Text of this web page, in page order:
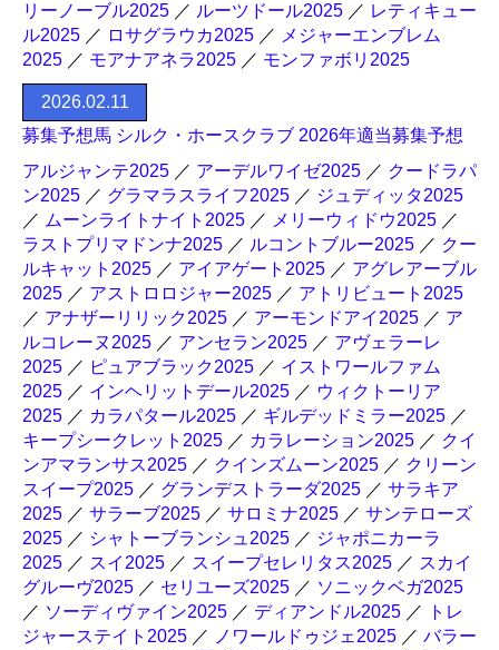
リーノーブル2025 ／ ルーツドール2025 ／ レティキュー
ル2025 ／ ロサグラウカ2025 ／ メジャーエンブレム
2025 ／ モアナアネラ2025 ／ モンファボリ2025
2026.02.11
募集予想馬 シルク・ホースクラブ 2026年適当募集予想
アルジャンテ2025 ／ アーデルワイゼ2025 ／ クードラパ
ン2025 ／ グラマラスライフ2025 ／ ジュディッタ2025
／ ムーンライトナイト2025 ／ メリーウィドウ2025 ／
ラストプリマドンナ2025 ／ ルコントブルー2025 ／ クー
ルキャット2025 ／ アイアゲート2025 ／ アグレアーブル
2025 ／ アストロロジャー2025 ／ アトリビュート2025
／ アナザーリリック2025 ／ アーモンドアイ2025 ／ ア
ルコレーヌ2025 ／ アンセラン2025 ／ アヴェラーレ
2025 ／ ピュアブラック2025 ／ イストワールファム
2025 ／ インヘリットデール2025 ／ ウィクトーリア
2025 ／ カラパタール2025 ／ ギルデッドミラー2025 ／
キープシークレット2025 ／ カラレーション2025 ／ クイ
ンアマランサス2025 ／ クインズムーン2025 ／ クリーン
スイープ2025 ／ グランデストラーダ2025 ／ サラキア
2025 ／ サラーブ2025 ／ サロミナ2025 ／ サンテローズ
2025 ／ シャトーブランシュ2025 ／ ジャポニカーラ
2025 ／ スイ2025 ／ スイープセレリタス2025 ／ スカイ
グルーヴ2025 ／ セリユーズ2025 ／ ソニックベガ2025
／ ソーディヴァイン2025 ／ ディアンドル2025 ／
トレ
ジャーステイト2025 ／ ノワールドゥジェ2025 ／ バラー